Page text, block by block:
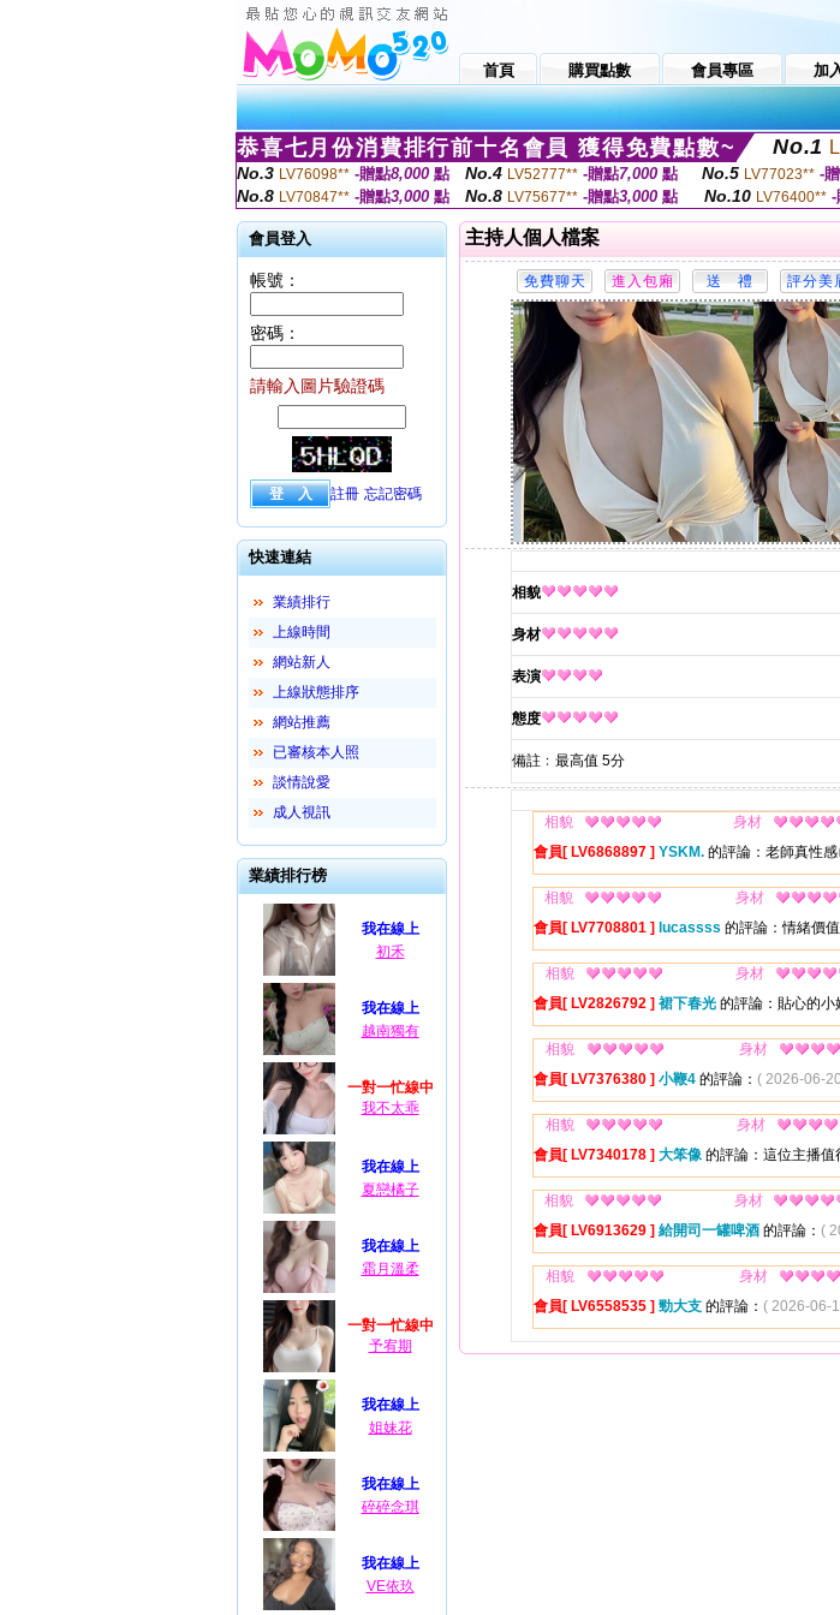
首頁 購買點數 會員專區 加
恭喜七月份消費排行前十名會員 獲得免費點數~ No.1
No.3 LV76098** -贈點8,000 點 No.4 LV52777** -贈點7,000 點 No.5 LV77023** -
No.8 LV70847** -贈點3,000 點 No.8 LV75677** -贈點3,000 點 No.10 LV76400** -
會員登入
帳號：
密碼：
請輸入圖片驗證碼
註冊 忘記密碼
快速連結
業績排行
上線時間
網站新人
上線狀態排序
網站推薦
已審核本人照
談情說愛
成人視訊
業績排行榜
我在線上
初禾
我在線上
越南獨有
一對一忙線中
我不太乖
我在線上
夏戀橘子
我在線上
霜月溫柔
一對一忙線中
予宥期
我在線上
姐妹花
我在線上
碎碎念琪
我在線上
VE依玖
主持人個人檔案
相貌
身材
表演
態度
備註﹕最高值 5分
相貌
身材
會員[ LV6868897 ] YSKM. 的評論：老師真性感
相貌 身材
會員[ LV7708801 ] lucassss 的評論：情緒價
相貌 身材
會員[ LV2826792 ] 裙下春光 的評論：貼心的小
相貌 身材
會員[ LV7376380 ] 小鞭4 的評論： ( 2026-06-
相貌 身材
會員[ LV7340178 ] 大笨像 的評論：這位主播值
相貌 身材
會員[ LV6913629 ] 給開司一罐啤酒 的評論： (
相貌 身材
會員[ LV6558535 ] 勁大支 的評論： ( 2026-06-